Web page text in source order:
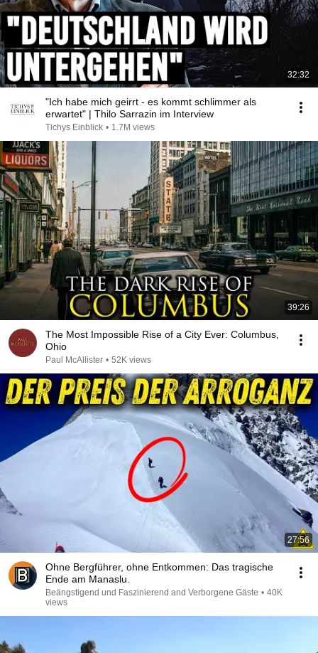
32:32
"Ich habe mich geirrt - es kommt schlimmer als
erwartet" | Thilo Sarrazin im Interview
Tichys Einblick • 1.7M views
39:26
The Most Impossible Rise of a City Ever: Columbus,
Ohio
Paul McAllister • 52K views
27:56
Ohne Bergführer, ohne Entkommen: Das tragische
Ende am Manaslu.
Beängstigend und Faszinierend and Verborgene Gäste • 40K
views